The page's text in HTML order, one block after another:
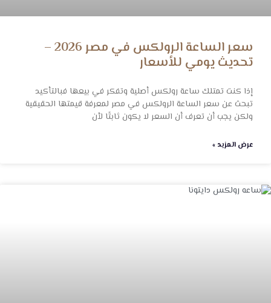
سعر الساعة الرولكس في مصر 2026 –
تحديث يومي للأسعار
إذا كنت تمتلك ساعة رولكس أصلية وتفكر في بيعها فبالتأكيد
تبحث عن سعر الساعة الرولكس في مصر لمعرفة قيمتها الحقيقية
ولكن يجب أن تعرف أن السعر لا يكون ثابتًا لأن
عرض المزيد »